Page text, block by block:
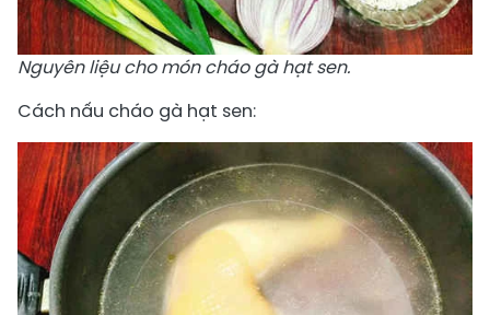
Nguyên liệu cho món cháo gà hạt sen.
Cách nấu cháo gà hạt sen: